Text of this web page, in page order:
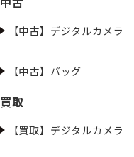
【中古】デジタルカメラ
【中古】バッグ
買取
【買取】デジタルカメラ